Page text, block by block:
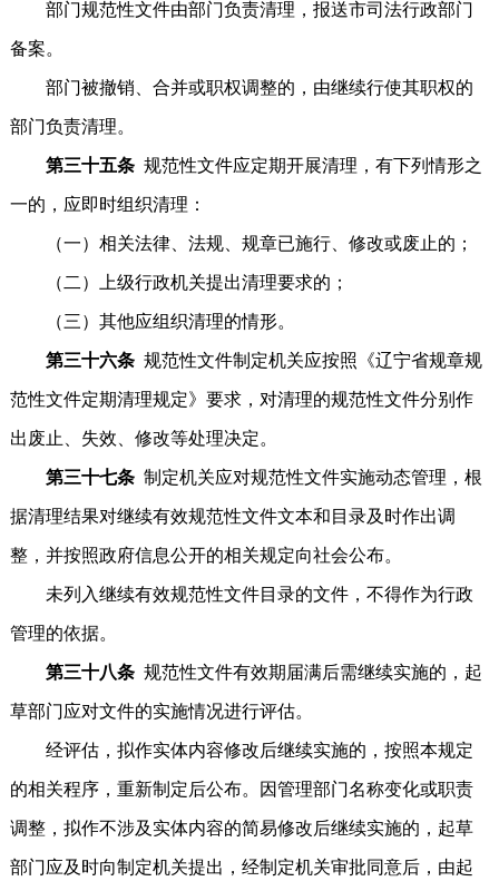
部门规范性文件由部门负责清理，报送市司法行政部门
备案。
部门被撤销、合并或职权调整的，由继续行使其职权的
部门负责清理。
第三十五条 规范性文件应定期开展清理，有下列情形之
一的，应即时组织清理：
（一）相关法律、法规、规章已施行、修改或废止的；
（二）上级行政机关提出清理要求的；
（三）其他应组织清理的情形。
第三十六条 规范性文件制定机关应按照《辽宁省规章规
范性文件定期清理规定》要求，对清理的规范性文件分别作
出废止、失效、修改等处理决定。
第三十七条 制定机关应对规范性文件实施动态管理，根
据清理结果对继续有效规范性文件文本和目录及时作出调
整，并按照政府信息公开的相关规定向社会公布。
未列入继续有效规范性文件目录的文件，不得作为行政
管理的依据。
第三十八条 规范性文件有效期届满后需继续实施的，起
草部门应对文件的实施情况进行评估。
经评估，拟作实体内容修改后继续实施的，按照本规定
的相关程序，重新制定后公布。因管理部门名称变化或职责
调整，拟作不涉及实体内容的简易修改后继续实施的，起草
部门应及时向制定机关提出，经制定机关审批同意后，由起